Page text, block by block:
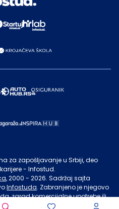
za zapošljavanje u Srbiji, deo
- Infostud.
, 2000 - 2026. Sadržaj sajta
Infostuda. Zabranjeno je njegovo
, zarad komercijalne upotrebe ili
posetilaca sajta.